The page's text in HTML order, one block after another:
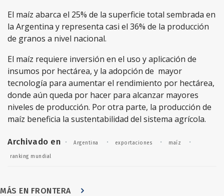
El maíz abarca el 25% de la superficie total sembrada en
la Argentina y representa casi el 36% de la producción
de granos a nivel nacional.
El maíz requiere inversión en el uso y aplicación de
insumos por hectárea, y la adopción de mayor
tecnología para aumentar el rendimiento por hectárea,
donde aún queda por hacer para alcanzar mayores
niveles de producción. Por otra parte, la producción de
maíz beneficia la sustentabilidad del sistema agrícola.
Archivado en · Argentina · exportaciones · maíz ·
ranking mundial
MÁS EN FRONTERA